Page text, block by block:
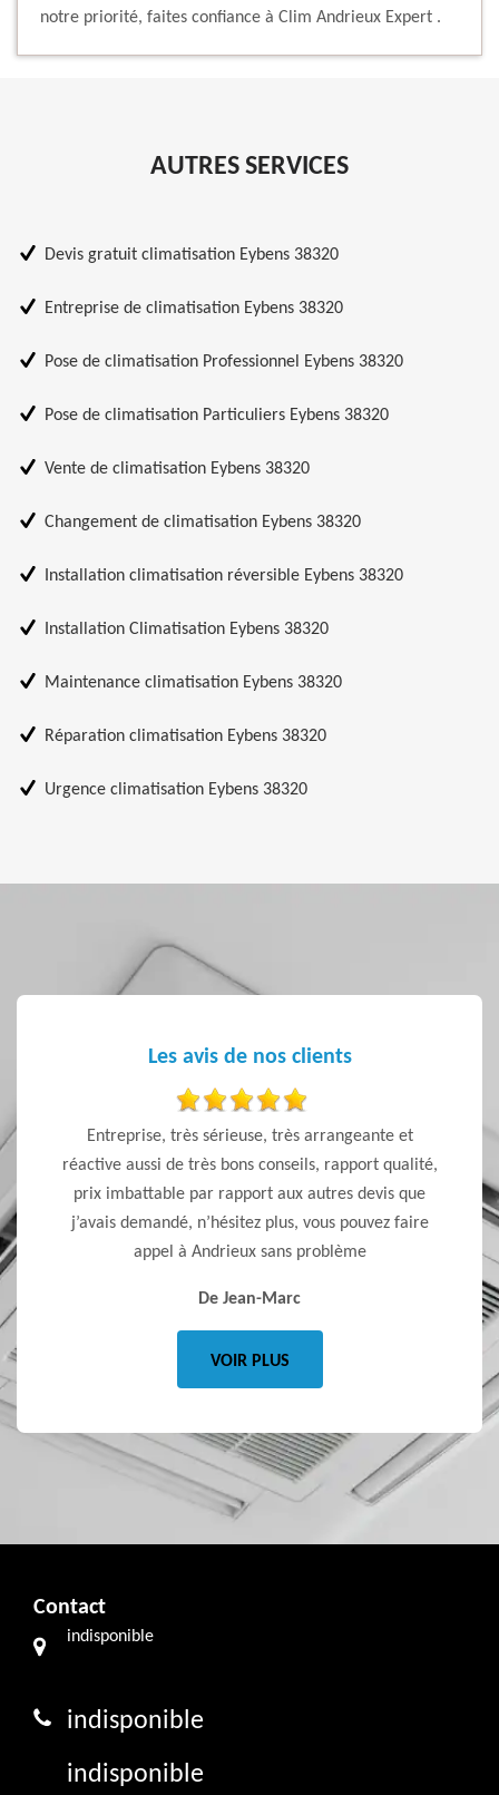
notre priorité, faites confiance à Clim Andrieux Expert .
AUTRES SERVICES
Devis gratuit climatisation Eybens 38320
Entreprise de climatisation Eybens 38320
Pose de climatisation Professionnel Eybens 38320
Pose de climatisation Particuliers Eybens 38320
Vente de climatisation Eybens 38320
Changement de climatisation Eybens 38320
Installation climatisation réversible Eybens 38320
Installation Climatisation Eybens 38320
Maintenance climatisation Eybens 38320
Réparation climatisation Eybens 38320
Urgence climatisation Eybens 38320
Les avis de nos clients
pour
pour
Entreprise, très sérieuse, très arrangeante et
réactive aussi de très bons conseils, rapport qualité,
prix imbattable par rapport aux autres devis que
j’avais demandé, n’hésitez plus, vous pouvez faire
appel à Andrieux sans problème
De Jean-Marc
VOIR PLUS
Contact
indisponible
indisponible
indisponible